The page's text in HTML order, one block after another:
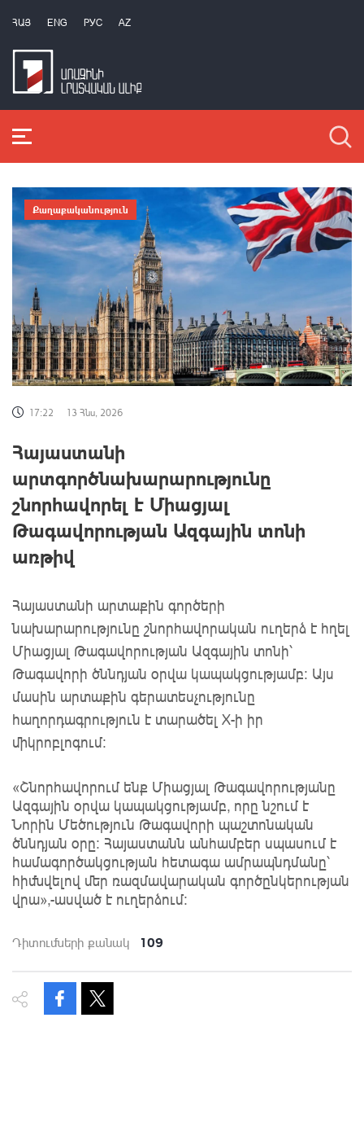
ՀԱՅ ENG РУС AZ
Քաղաքականություն
17:22 13 Հնս, 2026
Հայաստանի
արտգործնախարարությունը
շնորհավորել է Միացյալ
Թագավորության Ազգային տոնի
առթիվ
Հայաստանի արտաքին գործերի
նախարարությունը շնորհավորական ուղերձ է հղել
Միացյալ Թագավորության Ազգային տոնի՝
Թագավորի ծննդյան օրվա կապակցությամբ։ Այս
մասին արտաքին գերատեսչությունը
հաղորդագրություն է տարածել X-ի իր
միկրոբլոգում։
«Շնորհավորում ենք Միացյալ Թագավորությանը
Ազգային օրվա կապակցությամբ, որը նշում է
Նորին Մեծություն Թագավորի պաշտոնական
ծննդյան օրը։ Հայաստանն անհամբեր սպասում է
համագործակցության հետագա ամրապնդմանը՝
հիմնվելով մեր ռազմավարական գործընկերության
վրա»,-ասված է ուղերձում։
Դիտումների քանակ 109